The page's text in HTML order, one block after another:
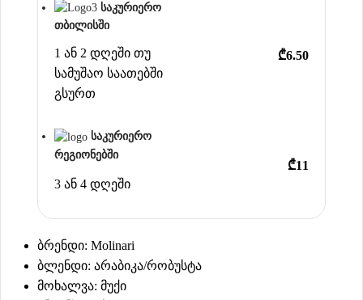
საკურიერო
თბილისში
1 ან 2 დღეში თუ
სამუშაო საათებში
გსურთ
₾6.50
საკურიერო
რეგიონებში
3 ან 4 დღეში
₾11
ბრენდი: Molinari
ბლენდი: არაბიკა/რობუსტა
მოხალვა: მუქი